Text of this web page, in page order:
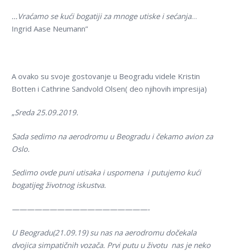
…Vraćamo se kući bogatiji za mnoge utiske i sećanja…
Ingrid Aase Neumann”
A ovako su svoje gostovanje u Beogradu videle Kristin
Botten i Cathrine Sandvold Olsen( deo njihovih impresija)
„Sreda 25.09.2019.
Sada sedimo na aerodromu u Beogradu i čekamo avion za
Oslo.
Sedimo ovde puni utisaka i uspomena i putujemo kući
bogatijeg životnog iskustva.
——————————————————-
U Beogradu(21.09.19) su nas na aerodromu dočekala
dvojica simpatičnih vozača. Prvi putu u životu nas je neko